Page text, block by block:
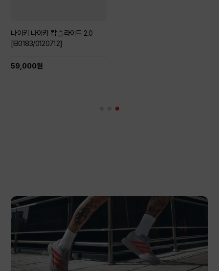
나이키 나이키 캄 슬라이드 2.0
[IB0183/0120712]
59,000원